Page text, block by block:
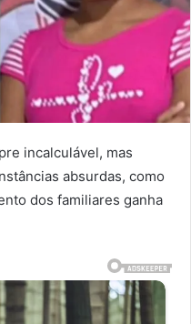
incalculável, mas
absurdas, como
dos familiares ganha